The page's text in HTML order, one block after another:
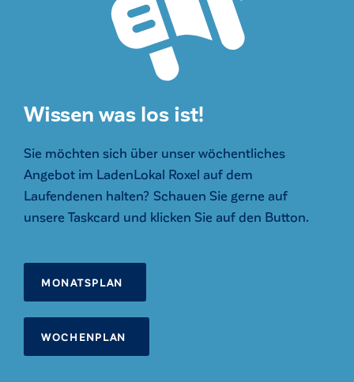
Wissen was los ist!
Sie möchten sich über unser wöchentliches
Angebot im LadenLokal Roxel auf dem
Laufendenen halten? Schauen Sie gerne auf
unsere Taskcard und klicken Sie auf den Button.
MONATSPLAN
WOCHENPLAN